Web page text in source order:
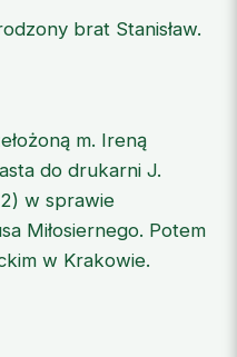
brat Stanisław.
m. Ireną
do drukarni J.
w sprawie
Miłosiernego. Potem
w Krakowie.